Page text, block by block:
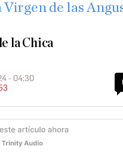
Virgen de las
la Chica
- 04:30